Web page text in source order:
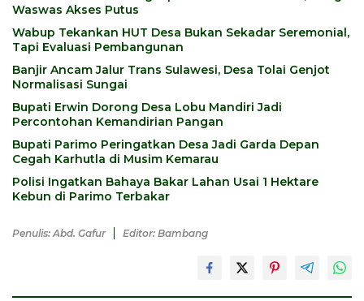
Waswas Akses Putus
Wabup Tekankan HUT Desa Bukan Sekadar Seremonial,
Tapi Evaluasi Pembangunan
Banjir Ancam Jalur Trans Sulawesi, Desa Tolai Genjot
Normalisasi Sungai
Bupati Erwin Dorong Desa Lobu Mandiri Jadi
Percontohan Kemandirian Pangan
Bupati Parimo Peringatkan Desa Jadi Garda Depan
Cegah Karhutla di Musim Kemarau
Polisi Ingatkan Bahaya Bakar Lahan Usai 1 Hektare
Kebun di Parimo Terbakar
Penulis: Abd. Gafur Editor: Bambang